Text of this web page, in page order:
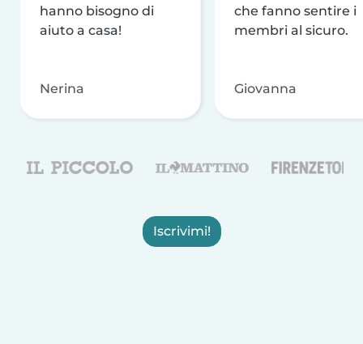
hanno bisogno di
aiuto a casa!
Nerina
che fanno sentire i
membri al sicuro.
Giovanna
Iscrivimi!